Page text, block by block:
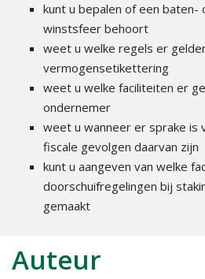
kunt u bepalen of een
winstsfeer behoort
weet u welke regels er
vermogensetikettering
weet u welke faciliteiten er
ondernemer
weet u wanneer er sprake is
fiscale gevolgen daarvan zijn
kunt u aangeven van welke
doorschuifregelingen bij
gemaakt
Auteur